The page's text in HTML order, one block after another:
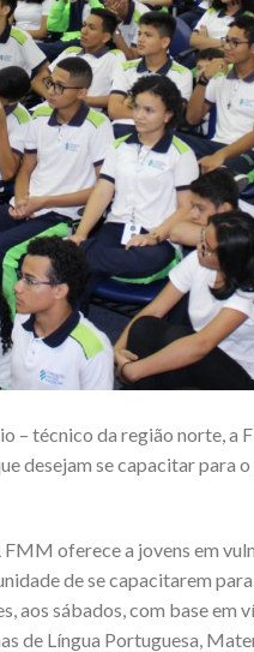
– técnico da região norte, a
desejam se capacitar para
oferece a jovens em
de se capacitarem
aos sábados, com base em
de Língua Portuguesa,